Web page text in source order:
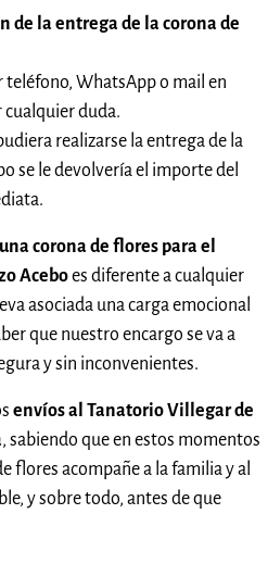
de la entrega de la corona de
teléfono, WhatsApp o mail en
duda.
realizarse la entrega de la
se le devolvería el importe del
corona de flores para el
Aceboes diferente a cualquier
asociada una carga emocional
que nuestro encargo se va a
y sin inconvenientes.
envíos al Tanatorio Villegar de
, sabiendo que en estos momentos
flores acompañe a la familia y al
y sobre todo, antes de que